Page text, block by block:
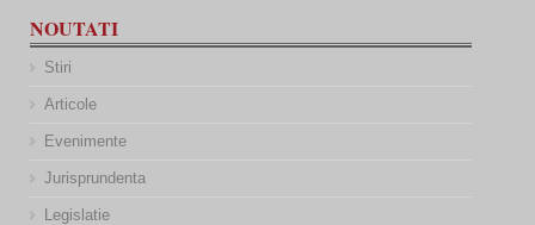
NOUTATI
Stiri
Articole
Evenimente
Jurisprundenta
Legislatie